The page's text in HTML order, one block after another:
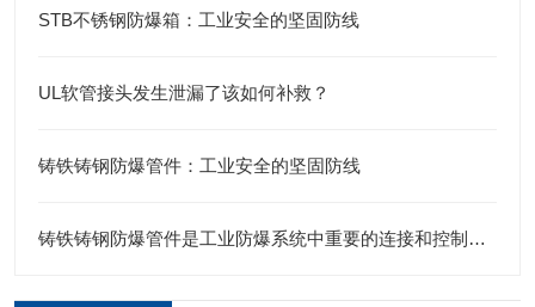
STB不锈钢防爆箱：工业安全的坚固防线
UL软管接头发生泄漏了该如何补救？
铸铁铸钢防爆管件：工业安全的坚固防线
铸铁铸钢防爆管件是工业防爆系统中重要的连接和控制元件